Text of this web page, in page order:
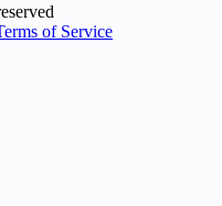
of Service